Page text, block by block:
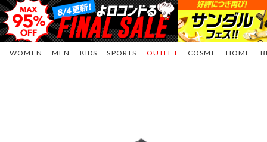
WOMEN MEN KIDS SPORTS COSME HOME
OUTLET